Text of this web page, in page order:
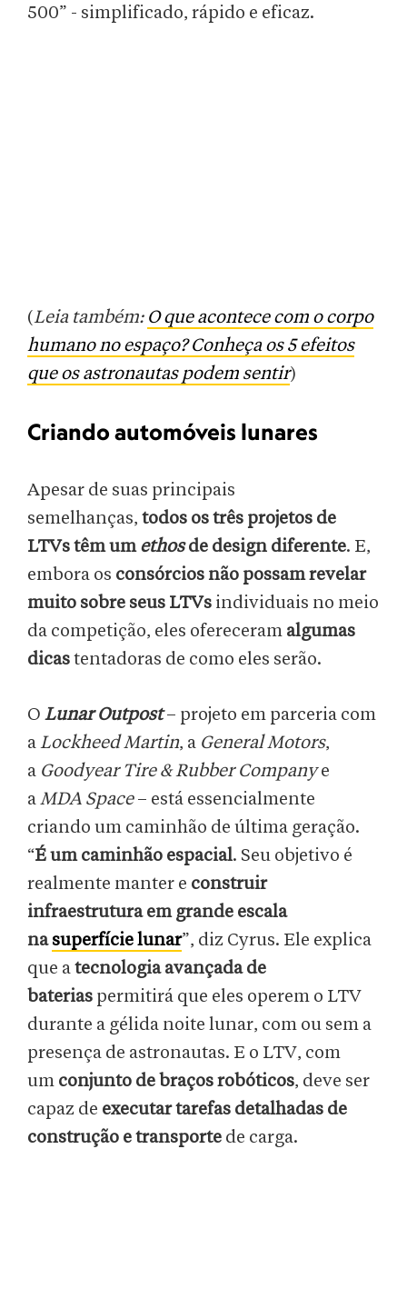
500” - simplificado, rápido e eficaz.
(Leia também: O que acontece com o corpo
humano no espaço? Conheça os 5 efeitos
que os astronautas podem sentir)
Criando automóveis lunares
Apesar de suas principais
semelhanças, todos os três projetos de
LTVs têm umethosde design diferente. E,
embora os consórcios não possam revelar
muito sobre seus LTVs individuais no meio
da competição, eles ofereceram algumas
dicastentadoras de como eles serão.
O Lunar Outpost– projeto em parceria com
aLockheed Martin, a General Motors,
a Goodyear Tire & Rubber Companye
aMDA Space– está essencialmente
criando um caminhão de última geração.
“É um caminhão espacial. Seu objetivo é
realmente manter e construir
infraestrutura em grande escala
nasuperfície lunar”, diz Cyrus. Ele explica
que atecnologia avançada de
baterias permitirá que eles operem o LTV
durante a gélida noite lunar, com ou sem a
presença de astronautas. E o LTV, com
um conjunto de braços robóticos, deve ser
capaz de executar tarefas detalhadas de
construção e transporte de carga.